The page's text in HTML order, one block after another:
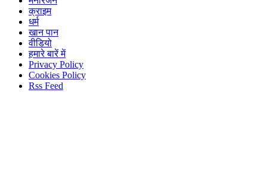
क्राइम
धर्म
खान पान
वीडियो
हमारे बारें में
Privacy Policy
Cookies Policy
Rss Feed